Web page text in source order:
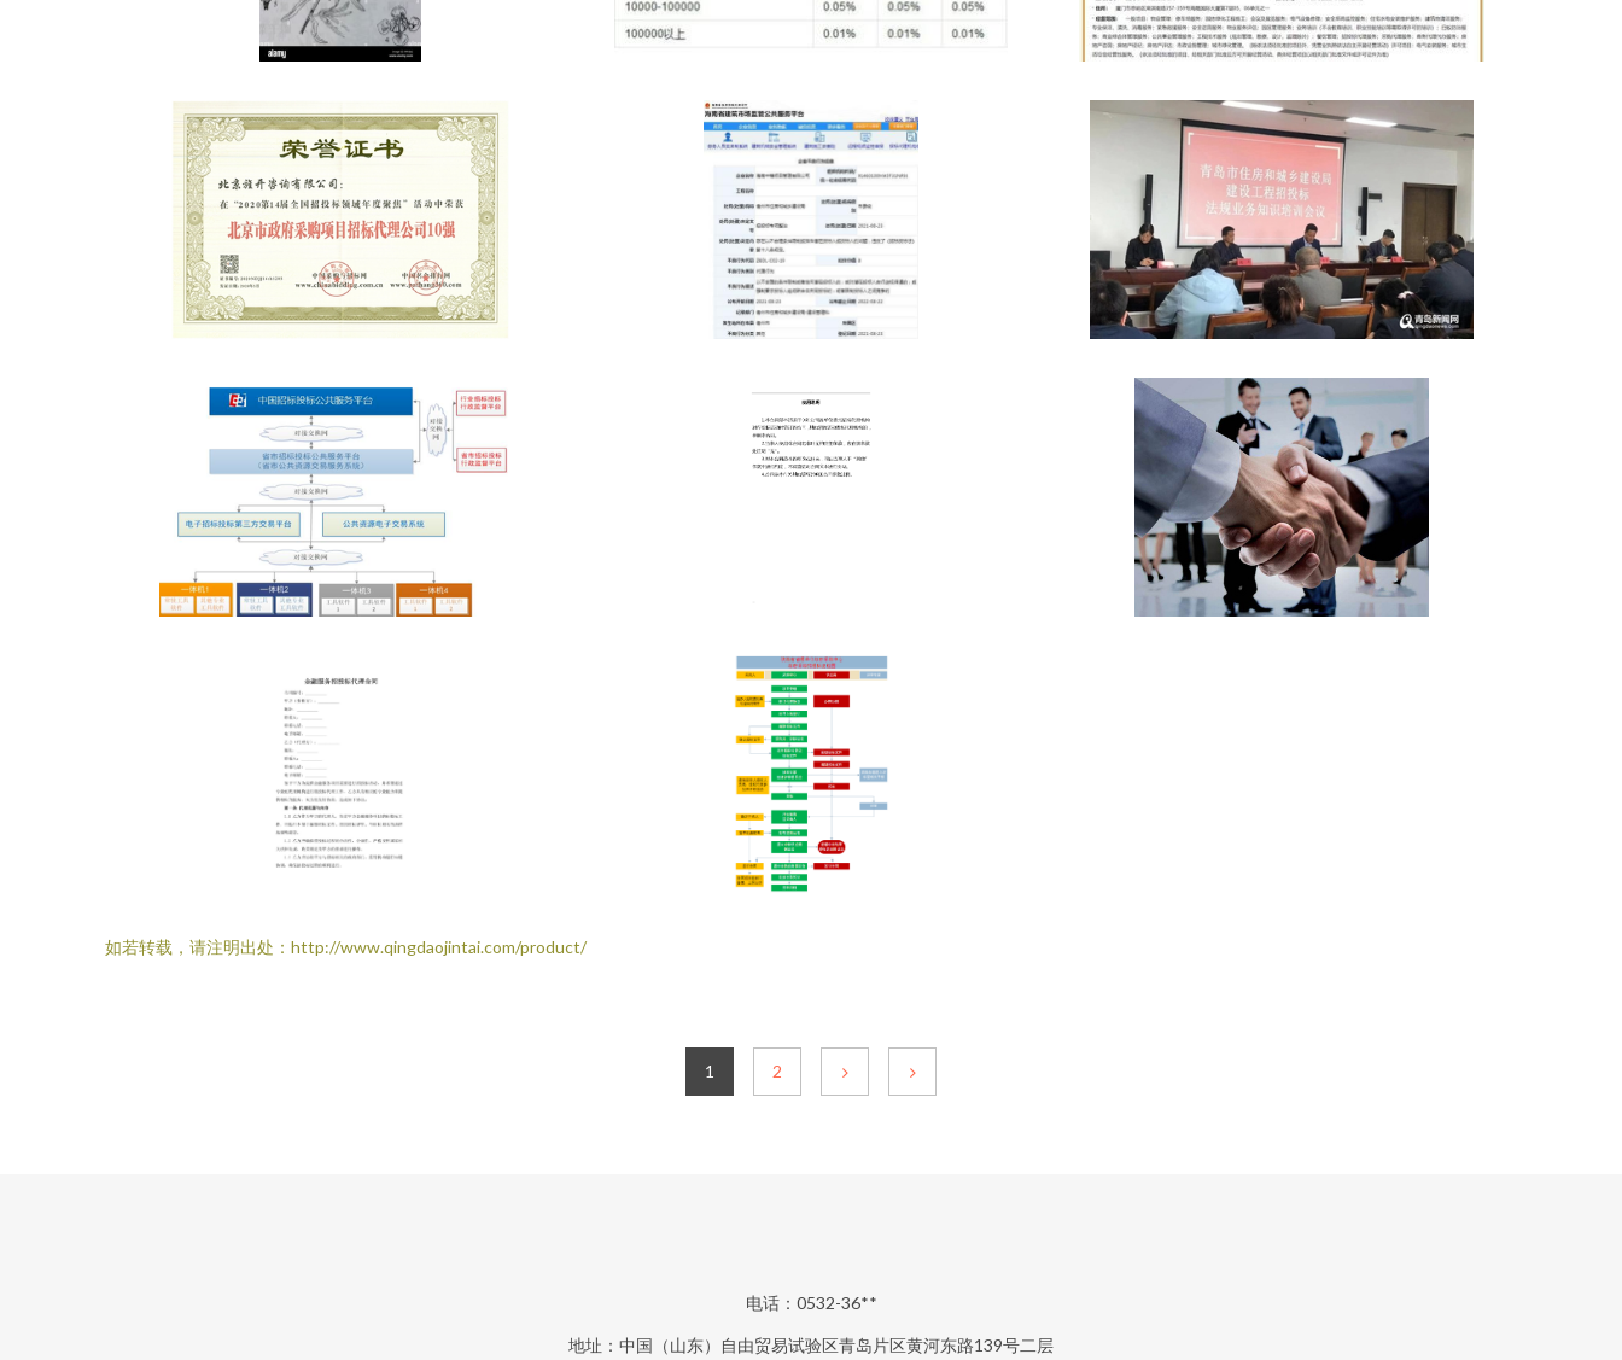
如若转载，请注明出处：http://www.qingdaojintai.com/product/
1 2
电话：0532-36**
地址：中国（山东）自由贸易试验区青岛片区黄河东路139号二层